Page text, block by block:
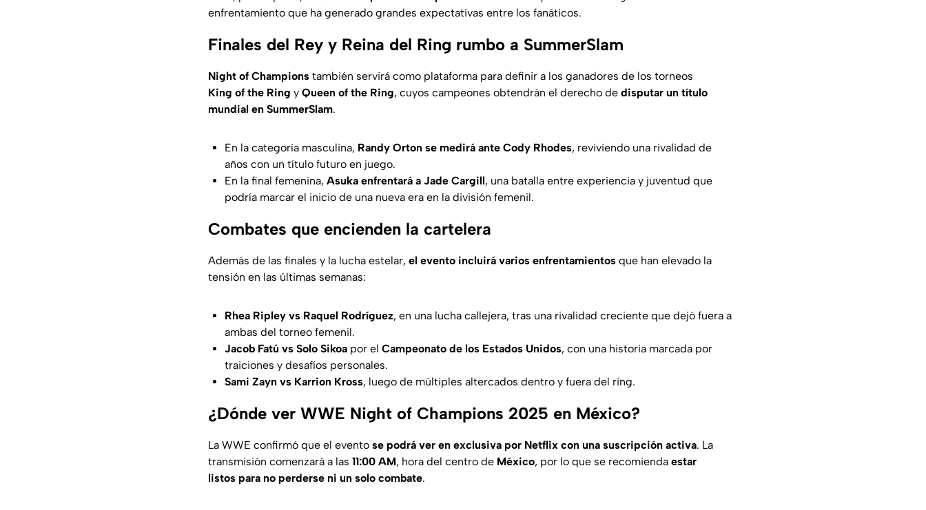
enfrentamiento que ha generado grandes expectativas entre los fanáticos.
Finales del Rey y Reina del Ring rumbo a SummerSlam
Night of Champions también servirá como plataforma para definir a los ganadores de los torneos
King of the Ring y Queen of the Ring, cuyos campeones obtendrán el derecho de disputar un título
mundial en SummerSlam.
En la categoría masculina, Randy Orton se medirá ante Cody Rhodes, reviviendo una rivalidad de
años con un título futuro en juego.
En la final femenina, Asuka enfrentará a Jade Cargill, una batalla entre experiencia y juventud que
podría marcar el inicio de una nueva era en la división femenil.
Combates que encienden la cartelera
Además de las finales y la lucha estelar, el evento incluirá varios enfrentamientos que han elevado la
tensión en las últimas semanas:
Rhea Ripley vs Raquel Rodríguez, en una lucha callejera, tras una rivalidad creciente que dejó fuera a
ambas del torneo femenil.
Jacob Fatú vs Solo Sikoa por el Campeonato de los Estados Unidos, con una historia marcada por
traiciones y desafíos personales.
Sami Zayn vs Karrion Kross, luego de múltiples altercados dentro y fuera del ring.
¿Dónde ver WWE Night of Champions 2025 en México?
La WWE confirmó que el evento se podrá ver en exclusiva por Netflix con una suscripción activa. La
transmisión comenzará a las 11:00 AM, hora del centro de México, por lo que se recomienda estar
listos para no perderse ni un solo combate.